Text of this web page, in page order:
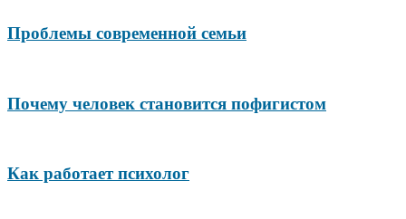
Проблемы современной семьи
Почему человек становится пофигистом
Как работает психолог